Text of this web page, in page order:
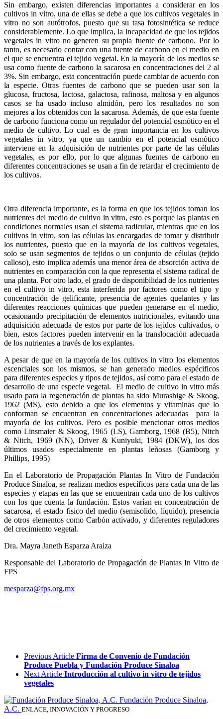
Sin embargo, existen diferencias importantes a considerar en los
cultivos in vitro, una de ellas se debe a que los cultivos vegetales in
vitro no son autótrofos, puesto que su tasa fotosintética se reduce
considerablemente. Lo que implica, la incapacidad de que los tejidos
vegetales in vitro no generen su propia fuente de carbono. Por lo
tanto, es necesario contar con una fuente de carbono en el medio en
el que se encuentra el tejido vegetal. En la mayoría de los medios se
usa como fuente de carbono la sacarosa en concentraciones del 2 al
3%. Sin embargo, esta concentración puede cambiar de acuerdo con
la especie. Otras fuentes de carbono que se pueden usar son la
glucosa, fructosa, lactosa, galactosa, rafinosa, maltosa y en algunos
casos se ha usado incluso almidón, pero los resultados no son
mejores a los obtenidos con la sacarosa. Además, de que esta fuente
de carbono funciona como un regulador del potencial osmótico en el
medio de cultivo. Lo cual es de gran importancia en los cultivos
vegetales in vitro, ya que un cambio en el potencial osmótico
interviene en la adquisición de nutrientes por parte de las células
vegetales, es por ello, por lo que algunas fuentes de carbono en
diferentes concentraciones se usan a fin de retardar el crecimiento de
los cultivos.
Otra diferencia importante, es la forma en que los tejidos toman los
nutrientes del medio de cultivo in vitro, esto es porque las plantas en
condiciones normales usan el sistema radicular, mientras que en los
cultivos in vitro, son las células las encargadas de tomar y distribuir
los nutrientes, puesto que en la mayoría de los cultivos vegetales,
solo se usan segmentos de tejidos o un conjunto de células (tejido
calloso), esto implica además una menor área de absorción activa de
nutrientes en comparación con la que representa el sistema radical de
una planta. Por otro lado, el grado de disponibilidad de los nutrientes
en el cultivo in vitro, esta interferida por factores como el tipo y
concentración de gelificante, presencia de agentes quelantes y las
diferentes reacciones químicas que pueden generarse en el medio,
ocasionando precipitación de elementos nutricionales, evitando una
adquisición adecuada de estos por parte de los tejidos cultivados, o
bien, estos factores pueden intervenir en la translocación adecuada
de los nutrientes a través de los explantes.
A pesar de que en la mayoría de los cultivos in vitro los elementos
escenciales son los mismos, se han generado medios espécificos
para diferentes especies y tipos de tejidos, así como para el estado de
desarrollo de una especie vegetal. El medio de cultivo in vitro más
usado para la regeneración de plantas ha sido Murashige & Skoog,
1962 (MS), esto debido a que los elementos y vitaminas que lo
conforman se encuentran en concentraciones adecuadas para la
mayoría de los cultivos. Pero es posible mencionar otros medios
como Linsmaier & Skoog, 1965 (LS), Gamborg, 1968 (B5), Nitch
& Nitch, 1969 (NN), Driver & Kuniyuki, 1984 (DKW), los dos
últimos usados especialmente en plantas leñosas (Gamborg y
Phillips, 1995)
En el Laboratorio de Propagación Plantas In Vitro de Fundación
Produce Sinaloa, se realizan medios específicos para cada una de las
especies y etapas en las que se encuentran cada uno de los cultivos
con los que cuenta la fundación. Estos varían en concentración de
sacarosa, el estado físico del medio (semisolido, líquido), presencia
de otros elementos como Carbón activado, y diferentes reguladores
del crecimiento vegetal.
Dra. Mayra Janeth Esparza Araiza
Responsable del Laboratorio de Propagación de Plantas In Vitro de
FPS
mesparza@fps.org.mx
Previous Article Firma de Convenio de Fundación
Produce Puebla y Fundación Produce Sinaloa
Next Article Introducción al cultivo in vitro de tejidos
vegetales
Fundación Produce Sinaloa,
A.C. ENLACE, INNOVACIÓN Y PROGRESO